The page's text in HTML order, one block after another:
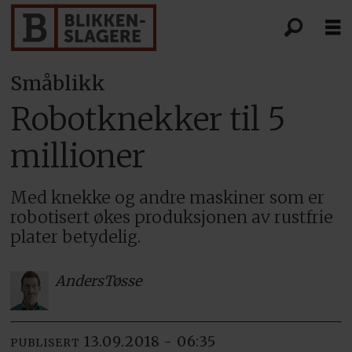
Småblikk
Robotknekker til 5
millioner
Med knekke og andre maskiner som er
robotisert økes produksjonen av rustfrie
plater betydelig.
AndersTøsse
PUBLISERT 13.09.2018 - 06:35